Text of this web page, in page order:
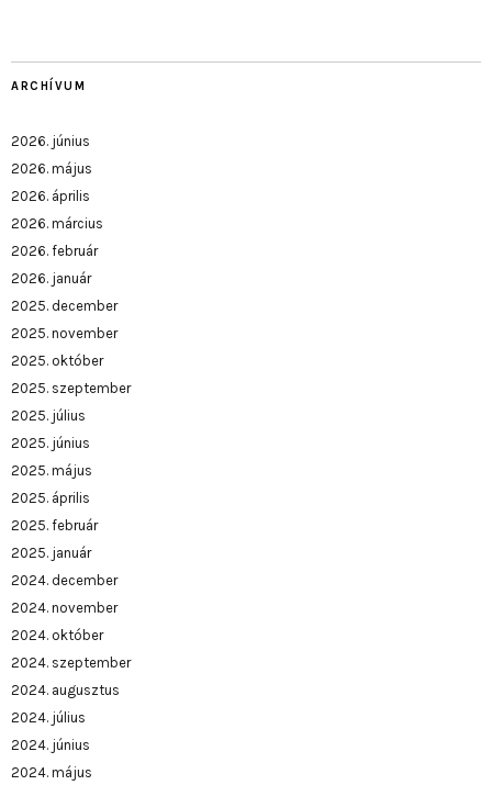
ARCHÍVUM
2026. június
2026. május
2026. április
2026. március
2026. február
2026. január
2025. december
2025. november
2025. október
2025. szeptember
2025. július
2025. június
2025. május
2025. április
2025. február
2025. január
2024. december
2024. november
2024. október
2024. szeptember
2024. augusztus
2024. július
2024. június
2024. május